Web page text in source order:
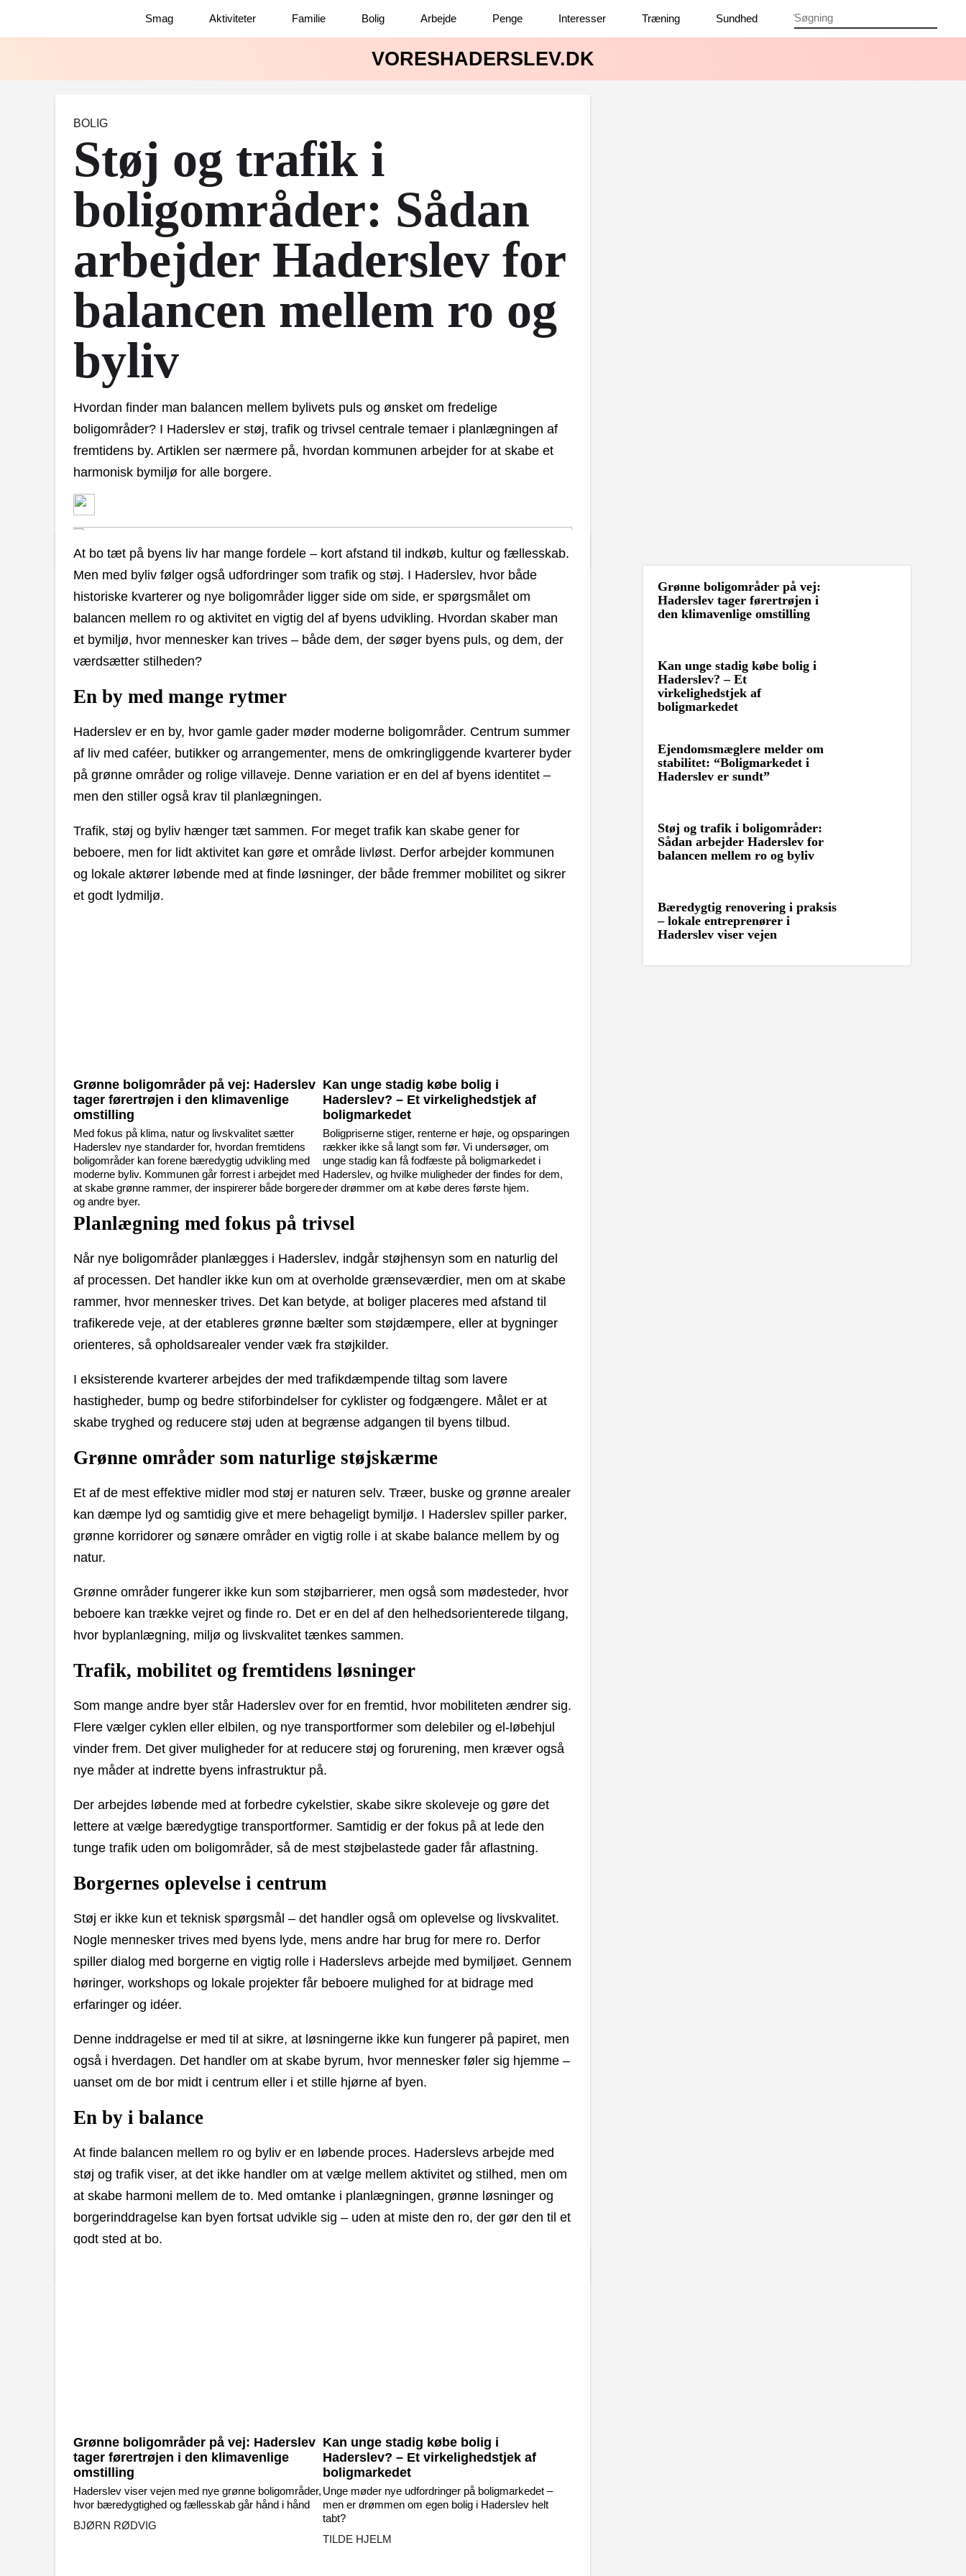
Smag Aktiviteter Familie Bolig Arbejde Penge Interesser Træning Sundhed Vaner
VORESHADERSLEV.DK
Støj og trafik i
boligområder: Sådan
arbejder Haderslev for
balancen mellem ro og
byliv
BOLIG
Hvordan finder man balancen mellem bylivets puls og ønsket om fredelige
boligområder? I Haderslev er støj, trafik og trivsel centrale temaer i planlægningen af
fremtidens by. Artiklen ser nærmere på, hvordan kommunen arbejder for at skabe et
harmonisk bymiljø for alle borgere.
At bo tæt på byens liv har mange fordele – kort afstand til indkøb, kultur og fællesskab.
Men med byliv følger også udfordringer som trafik og støj. I Haderslev, hvor både
historiske kvarterer og nye boligområder ligger side om side, er spørgsmålet om
balancen mellem ro og aktivitet en vigtig del af byens udvikling. Hvordan skaber man
et bymiljø, hvor mennesker kan trives – både dem, der søger byens puls, og dem, der
værdsætter stilheden?
En by med mange rytmer
Haderslev er en by, hvor gamle gader møder moderne boligområder. Centrum summer
af liv med caféer, butikker og arrangementer, mens de omkringliggende kvarterer byder
på grønne områder og rolige villaveje. Denne variation er en del af byens identitet –
men den stiller også krav til planlægningen.
Trafik, støj og byliv hænger tæt sammen. For meget trafik kan skabe gener for
beboere, men for lidt aktivitet kan gøre et område livløst. Derfor arbejder kommunen
og lokale aktører løbende med at finde løsninger, der både fremmer mobilitet og sikrer
et godt lydmiljø.
Grønne boligområder på vej: Haderslev
tager førertrøjen i den klimavenlige
omstilling
Med fokus på klima, natur og livskvalitet sætter
Haderslev nye standarder for, hvordan fremtidens
boligområder kan forene bæredygtig udvikling med
moderne byliv. Kommunen går forrest i arbejdet med
at skabe grønne rammer, der inspirerer både borgere
og andre byer.
Kan unge stadig købe bolig i
Haderslev? – Et virkelighedstjek af
boligmarkedet
Boligpriserne stiger, renterne er høje, og opsparingen
rækker ikke så langt som før. Vi undersøger, om
unge stadig kan få fodfæste på boligmarkedet i
Haderslev, og hvilke muligheder der findes for dem,
der drømmer om at købe deres første hjem.
Planlægning med fokus på trivsel
Når nye boligområder planlægges i Haderslev, indgår støjhensyn som en naturlig del
af processen. Det handler ikke kun om at overholde grænseværdier, men om at skabe
rammer, hvor mennesker trives. Det kan betyde, at boliger placeres med afstand til
trafikerede veje, at der etableres grønne bælter som støjdæmpere, eller at bygninger
orienteres, så opholdsarealer vender væk fra støjkilder.
I eksisterende kvarterer arbejdes der med trafikdæmpende tiltag som lavere
hastigheder, bump og bedre stiforbindelser for cyklister og fodgængere. Målet er at
skabe tryghed og reducere støj uden at begrænse adgangen til byens tilbud.
Grønne områder som naturlige støjskærme
Et af de mest effektive midler mod støj er naturen selv. Træer, buske og grønne arealer
kan dæmpe lyd og samtidig give et mere behageligt bymiljø. I Haderslev spiller parker,
grønne korridorer og sønære områder en vigtig rolle i at skabe balance mellem by og
natur.
Grønne områder fungerer ikke kun som støjbarrierer, men også som mødesteder, hvor
beboere kan trække vejret og finde ro. Det er en del af den helhedsorienterede tilgang,
hvor byplanlægning, miljø og livskvalitet tænkes sammen.
Trafik, mobilitet og fremtidens løsninger
Som mange andre byer står Haderslev over for en fremtid, hvor mobiliteten ændrer sig.
Flere vælger cyklen eller elbilen, og nye transportformer som delebiler og el-løbehjul
vinder frem. Det giver muligheder for at reducere støj og forurening, men kræver også
nye måder at indrette byens infrastruktur på.
Der arbejdes løbende med at forbedre cykelstier, skabe sikre skoleveje og gøre det
lettere at vælge bæredygtige transportformer. Samtidig er der fokus på at lede den
tunge trafik uden om boligområder, så de mest støjbelastede gader får aflastning.
Borgernes oplevelse i centrum
Støj er ikke kun et teknisk spørgsmål – det handler også om oplevelse og livskvalitet.
Nogle mennesker trives med byens lyde, mens andre har brug for mere ro. Derfor
spiller dialog med borgerne en vigtig rolle i Haderslevs arbejde med bymiljøet. Gennem
høringer, workshops og lokale projekter får beboere mulighed for at bidrage med
erfaringer og idéer.
Denne inddragelse er med til at sikre, at løsningerne ikke kun fungerer på papiret, men
også i hverdagen. Det handler om at skabe byrum, hvor mennesker føler sig hjemme –
uanset om de bor midt i centrum eller i et stille hjørne af byen.
En by i balance
At finde balancen mellem ro og byliv er en løbende proces. Haderslevs arbejde med
støj og trafik viser, at det ikke handler om at vælge mellem aktivitet og stilhed, men om
at skabe harmoni mellem de to. Med omtanke i planlægningen, grønne løsninger og
borgerinddragelse kan byen fortsat udvikle sig – uden at miste den ro, der gør den til et
godt sted at bo.
Grønne boligområder på vej:
Haderslev tager førertrøjen i
den klimavenlige omstilling
Kan unge stadig købe bolig i
Haderslev? – Et
virkelighedstjek af
boligmarkedet
Ejendomsmæglere melder om
stabilitet: “Boligmarkedet i
Haderslev er sundt”
Støj og trafik i boligområder:
Sådan arbejder Haderslev for
balancen mellem ro og byliv
Bæredygtig renovering i praksis
– lokale entreprenører i
Haderslev viser vejen
Grønne boligområder på vej: Haderslev
tager førertrøjen i den klimavenlige
omstilling
Haderslev viser vejen med nye grønne boligområder,
hvor bæredygtighed og fællesskab går hånd i hånd
BJØRN RØDVIG
Kan unge stadig købe bolig i
Haderslev? – Et virkelighedstjek af
boligmarkedet
Unge møder nye udfordringer på boligmarkedet –
men er drømmen om egen bolig i Haderslev helt
tabt?
TILDE HJELM